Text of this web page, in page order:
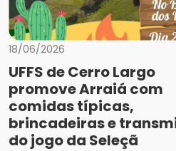
18/06/2026
UFFS de Cerro Largo
promove Arraiá com
comidas típicas,
brincadeiras e
do jogo da Seleçã